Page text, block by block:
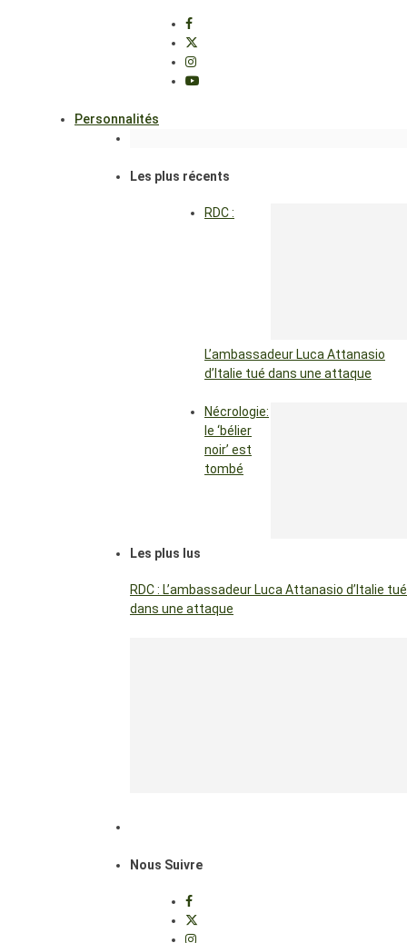
Personnalités
Les plus récents
RDC :
L’ambassadeur Luca Attanasio
d’Italie tué dans une attaque
Nécrologie:
le ‘bélier
noir’ est
tombé
Les plus lus
RDC : L’ambassadeur Luca Attanasio d’Italie tué
dans une attaque
Nous Suivre